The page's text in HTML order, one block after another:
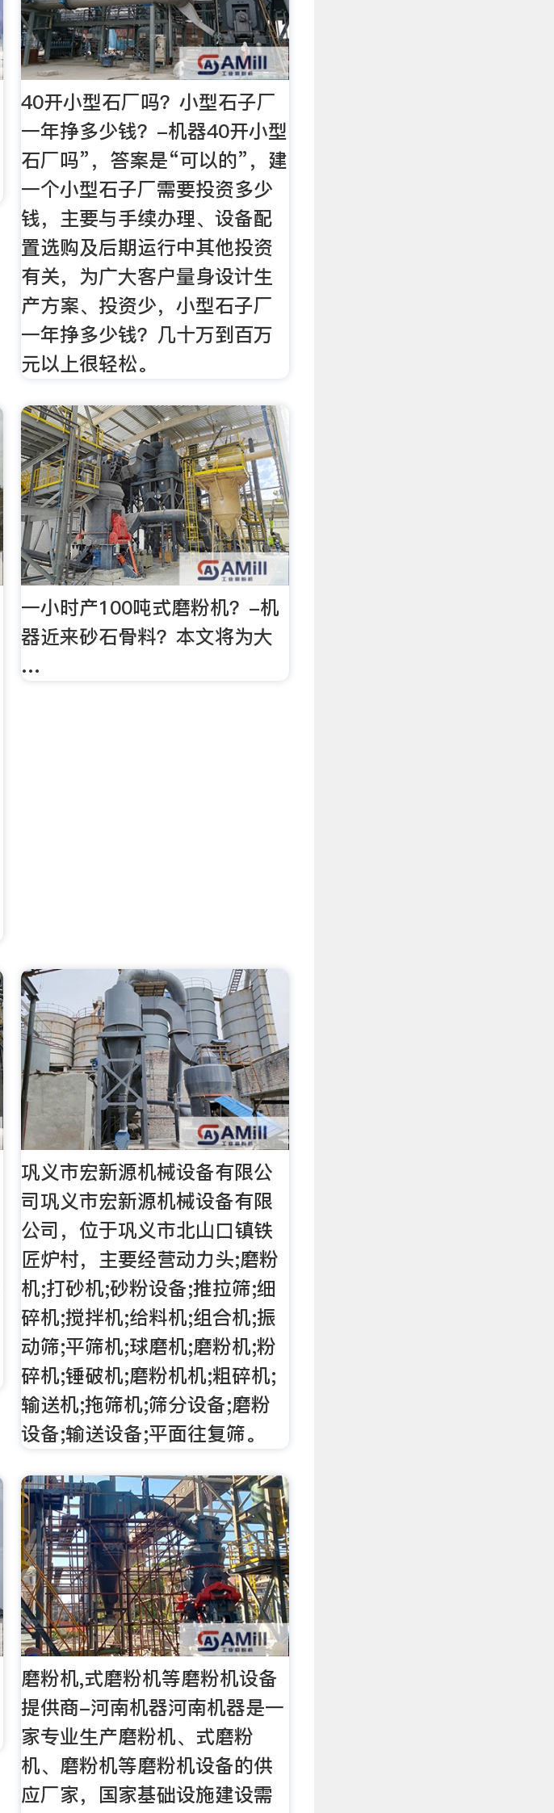
40开小型石厂吗？小型石子厂
一年挣多少钱？-机器40开小型
石厂吗”，答案是“可以的”，建
一个小型石子厂需要投资多少
钱，主要与手续办理、设备配
置选购及后期运行中其他投资
有关，为广大客户量身设计生
产方案、投资少，小型石子厂
一年挣多少钱？几十万到百万
元以上很轻松。
一小时产100吨式磨粉机？-机
器近来砂石骨料？本文将为大
…
巩义市宏新源机械设备有限公
司巩义市宏新源机械设备有限
公司，位于巩义市北山口镇铁
匠炉村，主要经营动力头;磨粉
机;打砂机;砂粉设备;推拉筛;细
碎机;搅拌机;给料机;组合机;振
动筛;平筛机;球磨机;磨粉机;粉
碎机;锤破机;磨粉机机;粗碎机;
输送机;拖筛机;筛分设备;磨粉
设备;输送设备;平面往复筛。
磨粉机,式磨粉机等磨粉机设备
提供商-河南机器河南机器是一
家专业生产磨粉机、式磨粉
机、磨粉机等磨粉机设备的供
应厂家，国家基础设施建设需